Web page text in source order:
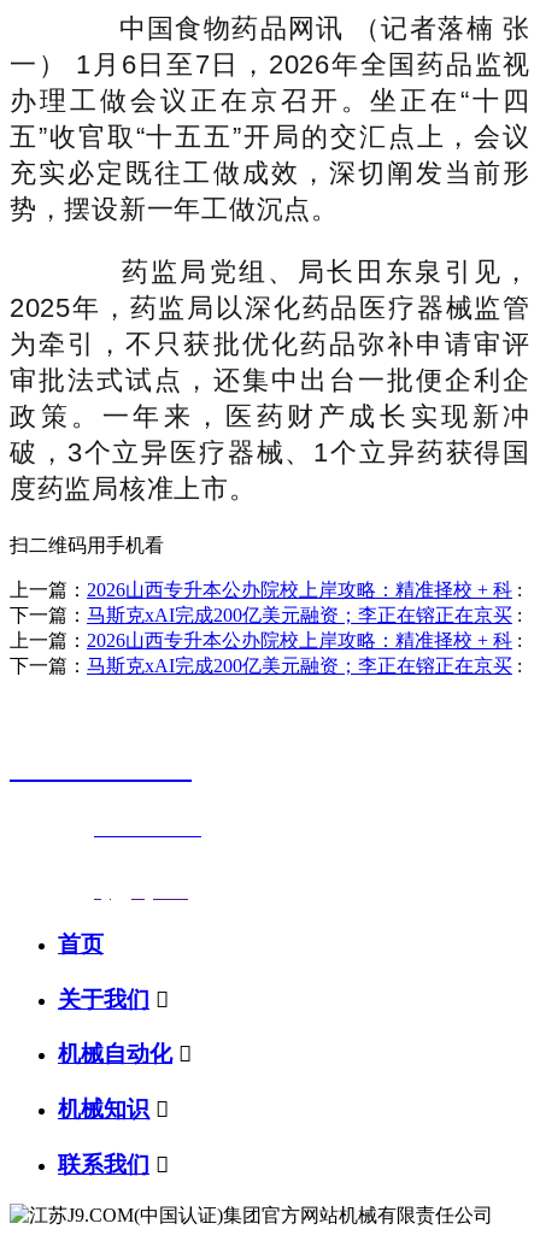
中国食物药品网讯 （记者落楠 张
一） 1月6日至7日，2026年全国药品监视
办理工做会议正在京召开。坐正在“十四
五”收官取“十五五”开局的交汇点上，会议
充实必定既往工做成效，深切阐发当前形
势，摆设新一年工做沉点。
药监局党组、局长田东泉引见，
2025年，药监局以深化药品医疗器械监管
为牵引，不只获批优化药品弥补申请审评
审批法式试点，还集中出台一批便企利企
政策。一年来，医药财产成长实现新冲
破，3个立异医疗器械、1个立异药获得国
度药监局核准上市。
扫二维码用手机看
上一篇： 2026山西专升本公办院校上岸攻略：精准择校 + 科 :
下一篇： 马斯克xAI完成200亿美元融资；李正在镕正在京买 :
上一篇： 2026山西专升本公办院校上岸攻略：精准择校 + 科 :
下一篇： 马斯克xAI完成200亿美元融资；李正在镕正在京买 :
首页
关于我们 
机械自动化 
机械知识 
联系我们 